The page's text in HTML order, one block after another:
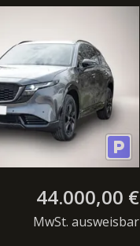
G
AWD
44.000,00 €
MwSt. ausweisbar